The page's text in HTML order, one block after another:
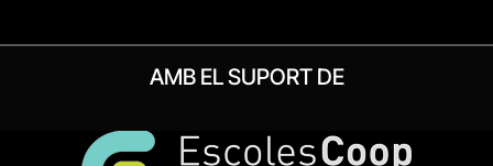
AMB EL SUPORT DE